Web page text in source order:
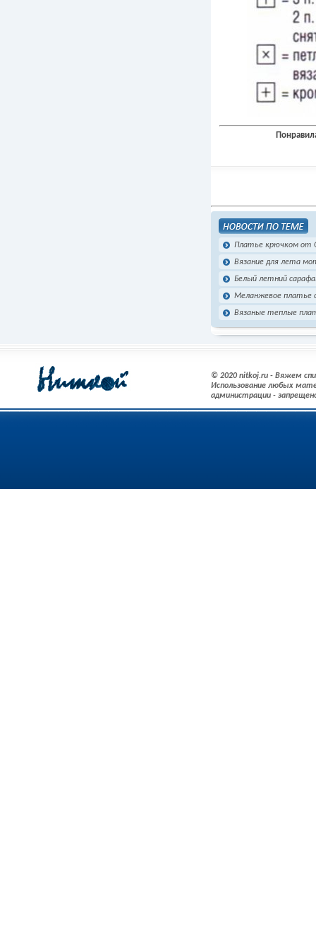
Платье крючком от
Вязание для лета
Белый летний
Меланжевое платье
Вязаные теплые
© 2020 nitkoj.ru - Вяжем
Использование любых
администрации -